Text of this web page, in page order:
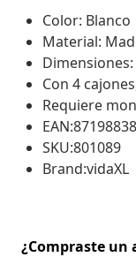
Color: Blanco
Material:
Con 4
Requiere
SKU:801089
Brand:vidaXL
¿Compraste un